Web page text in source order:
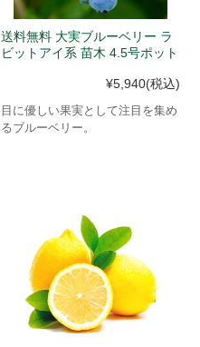
送料無料 大実ブルーベリー ラ
ビットアイ系 苗木 4.5号ポット
¥5,940(税込)
目に優しい果実として注目を集め
るブルーベリー。